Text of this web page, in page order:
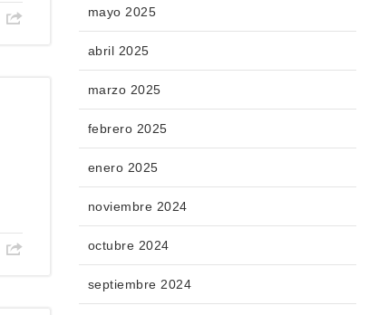
mayo 2025
abril 2025
marzo 2025
febrero 2025
enero 2025
noviembre 2024
octubre 2024
septiembre 2024